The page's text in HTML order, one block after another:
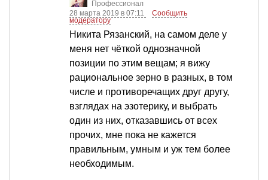
Профессионал
28 марта 2019 в 07:11
Сообщить
модератору
Никита Рязанский, на самом деле у
меня нет чёткой однозначной
позиции по этим вещам; я вижу
рациональное зерно в разных, в том
числе и противоречащих друг другу,
взглядах на эзотерику, и выбрать
один из них, отказавшись от всех
прочих, мне пока не кажется
правильным, умным и уж тем более
необходимым.